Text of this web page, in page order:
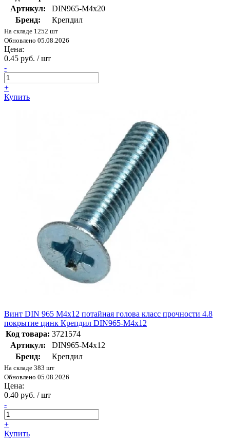
Артикул:
DIN965-М4х20
Бренд:
Крепдил
На складе 1252 шт
Обновлено 05.08.2026
Цена:
0.45 руб. / шт
-
+
Купить
Винт DIN 965 М4х12 потайная голова класс прочности 4.8
покрытие цинк Крепдил DIN965-М4х12
Код товара: 3721574
Артикул:
DIN965-М4х12
Бренд:
Крепдил
На складе 383 шт
Обновлено 05.08.2026
Цена:
0.40 руб. / шт
-
+
Купить